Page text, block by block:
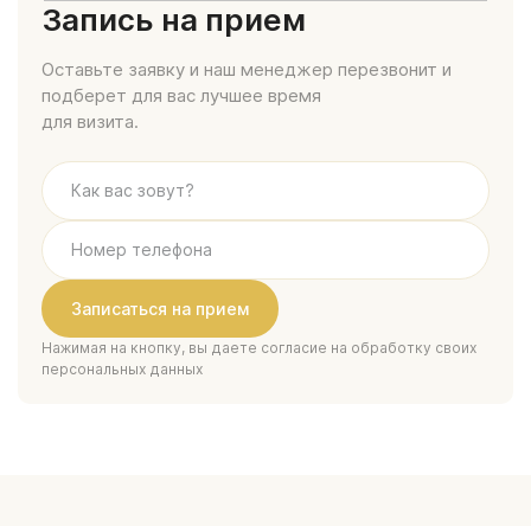
Запись на прием
Оставьте заявку и наш менеджер перезвонит и
подберет для вас лучшее время
для визита.
Нажимая на кнопку, вы даете согласие на обработку своих
персональных данных